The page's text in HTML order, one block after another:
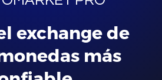
Comprar
exchange de
más